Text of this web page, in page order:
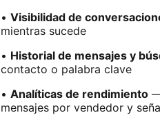
• Visibilidad de
mientras sucede
• Historial de mensajes y
contacto o palabra clave
• Analíticas de rendimiento
mensajes por vendedor y